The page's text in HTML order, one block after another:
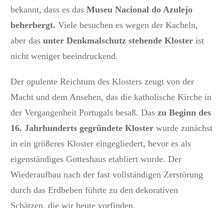
bekannt, dass es das Museu Nacional do Azulejo
beherbergt. Viele besuchen es wegen der Kacheln,
aber das unter Denkmalschutz stehende Kloster ist
nicht weniger beeindruckend.
Der opulente Reichtum des Klosters zeugt von der
Macht und dem Ansehen, das die katholische Kirche in
der Vergangenheit Portugals besaß. Das zu Beginn des
16. Jahrhunderts gegründete Kloster wurde zunächst
in ein größeres Kloster eingegliedert, bevor es als
eigenständiges Gotteshaus etabliert wurde. Der
Wiederaufbau nach der fast vollständigen Zerstörung
durch das Erdbeben führte zu den dekorativen
Schätzen, die wir heute vorfinden.